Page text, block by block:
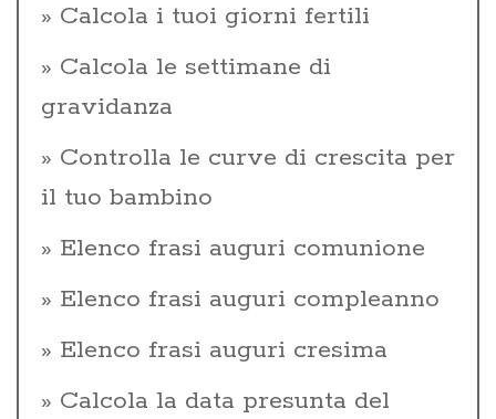
Calcola i tuoi giorni fertili
Calcola le settimane di
gravidanza
Controlla le curve di crescita per
il tuo bambino
Elenco frasi auguri comunione
Elenco frasi auguri compleanno
Elenco frasi auguri cresima
Calcola la data presunta del